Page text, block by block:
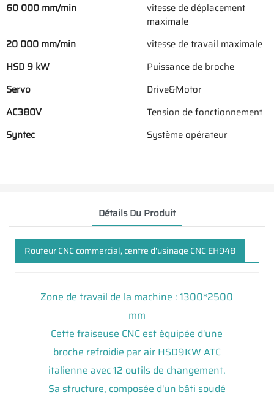
60 000 mm/min
vitesse de déplacement
maximale
20 000 mm/min
vitesse de travail maximale
HSD 9 kW
Puissance de broche
Servo
Drive&Motor
AC380V
Tension de fonctionnement
Syntec
Système opérateur
Détails Du Produit
Routeur CNC commercial, centre d'usinage CNC EH948
Zone de travail de la machine : 1300*2500
mm
Cette fraiseuse CNC est équipée d'une
broche refroidie par air HSD9KW ATC
italienne avec 12 outils de changement.
Sa structure, composée d'un bâti soudé